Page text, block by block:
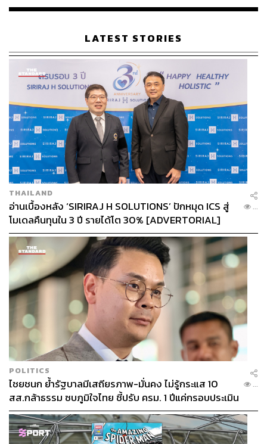
เรือนไทยที่ถูกซุกไว้
LATEST STORIES
THAILAND
อ่านเบื้องหลัง ‘SIRIRAJ H SOLUTIONS’ ปักหมุด ICS สู่
โมเดลคืนทุนใน 3 ปี รายได้โต 30% [ADVERTORIAL]
...
POLITICS
ไชยชนก ย้ำรัฐบาลมีเสถียรภาพ-มั่นคง ไม่รู้กระแส 10
สส.กล้าธรรม ซบภูมิใจไทย ชี้ปรับ ครม. 1 ปีแค่กรอบประเมิน
โยนนายกฯ ตัดสินใจ
...